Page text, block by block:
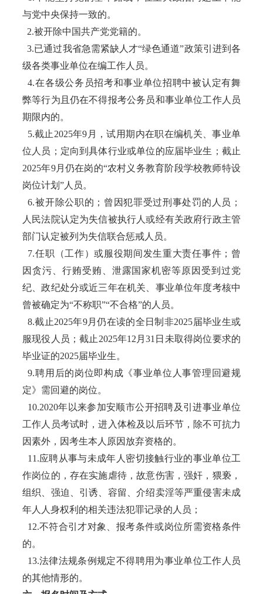
与党中央保持一致的。
2.被开除中国共产党党籍的。
3.已通过我省急需紧缺人才“绿色通道”政策引进到各
级各类事业单位在编工作人员。
4.在各级公务员招考和事业单位招聘中被认定有舞
弊等行为且仍在不得报考公务员和事业单位工作人员
期限内的。
5.截止2025年9月，试用期内在职在编机关、事业单
位人员；定向到具体行业或单位的应届毕业生；截止
2025年9月仍在岗的“农村义务教育阶段学校教师特设
岗位计划”人员。
6.被开除公职的；曾因犯罪受过刑事处罚的人员；
人民法院认定为失信被执行人或经有关政府行政主管
部门认定被列为失信联合惩戒人员。
7.任职（工作）或服役期间发生重大责任事件；曾
因贪污、行贿受贿、泄露国家机密等原因受到过党
纪、政纪处分或近三年在机关、事业单位年度考核中
曾被确定为“不称职”“不合格”的人员。
8.截止2025年9月仍在读的全日制非2025届毕业生或
服现役人员；截止2025年12月31日未取得岗位要求的
毕业证的2025届毕业生。
9.聘用后的岗位即构成《事业单位人事管理回避规
定》需回避的岗位。
10.2020年以来参加安顺市公开招聘及引进事业单位
工作人员考试时，进入体检及以后环节，除不可抗力
因素外，因考生本人原因放弃资格的。
11.应聘从事与未成年人密切接触行业的事业单位工
作岗位的，存在实施虐待，故意伤害，强奸，猥亵，
组织、强迫、引诱、容留、介绍卖淫等严重侵害未成
年人人身权利的相关违法犯罪记录的人员；
12.不符合引才对象、报考条件或岗位所需资格条件
的。
13.法律法规条例规定不得聘用为事业单位工作人员
的其他情形的。